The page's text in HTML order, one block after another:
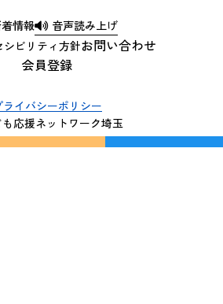
情報 音声読み上げ
会員登録
お問い合わせ
シビリティ方針
ライバシーポリシー
応援ネットワーク埼玉